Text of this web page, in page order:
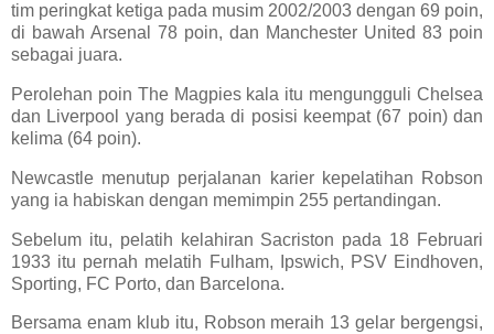
tim peringkat ketiga pada musim 2002/2003 dengan 69 poin,
di bawah Arsenal 78 poin, dan Manchester United 83 poin
sebagai juara.
Perolehan poin The Magpies kala itu mengungguli Chelsea
dan Liverpool yang berada di posisi keempat (67 poin) dan
kelima (64 poin).
Newcastle menutup perjalanan karier kepelatihan Robson
yang ia habiskan dengan memimpin 255 pertandingan.
Sebelum itu, pelatih kelahiran Sacriston pada 18 Februari
1933 itu pernah melatih Fulham, Ipswich, PSV Eindhoven,
Sporting, FC Porto, dan Barcelona.
Bersama enam klub itu, Robson meraih 13 gelar bergengsi,